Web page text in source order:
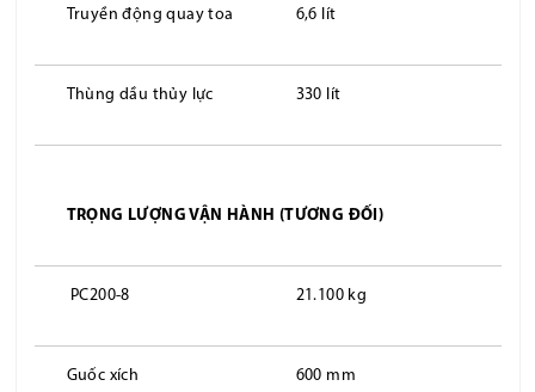
Truyền động quay toa 6,6 lít
Thùng dầu thủy lực 330 lít
TRỌNG LƯỢNG VẬN HÀNH (TƯƠNG ĐỐI)
PC200-8 21.100 kg
Guốc xích 600 mm